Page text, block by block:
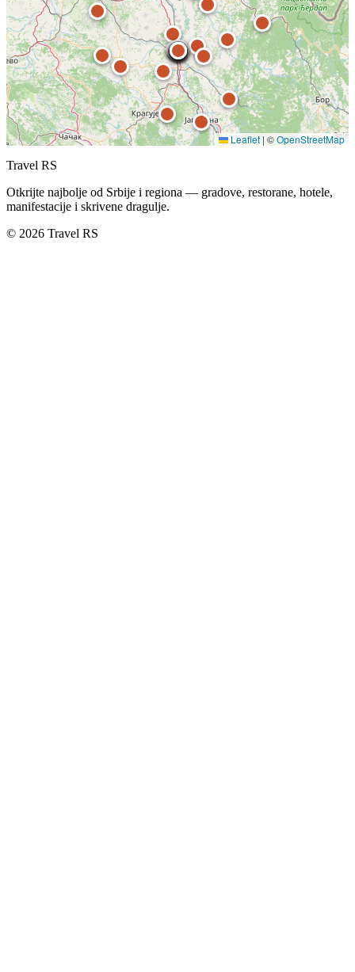
Leaflet | ©OpenStreetMap
Travel RS
Otkrijte najbolje od Srbije i regiona — gradove, restorane, hotele,
manifestacije i skrivene dragulje.
© 2026 Travel RS